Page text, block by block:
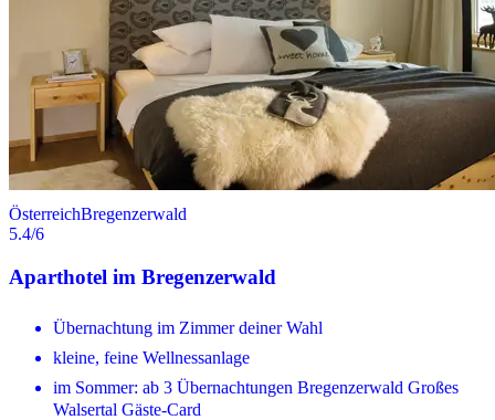
ÖsterreichBregenzerwald
5.4/6
Aparthotel im Bregenzerwald
Übernachtung im Zimmer deiner Wahl
kleine, feine Wellnessanlage
im Sommer: ab 3 Übernachtungen Bregenzerwald Großes
Walsertal Gäste-Card